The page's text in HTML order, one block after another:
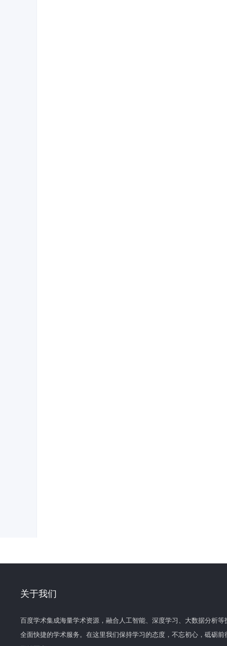
关于我们
百度学术集成海量学术资源，融合人工智能、深度学习、大数据分析
全面快捷的学术服务。在这里我们保持学习的态度，不忘初心，砥砺前